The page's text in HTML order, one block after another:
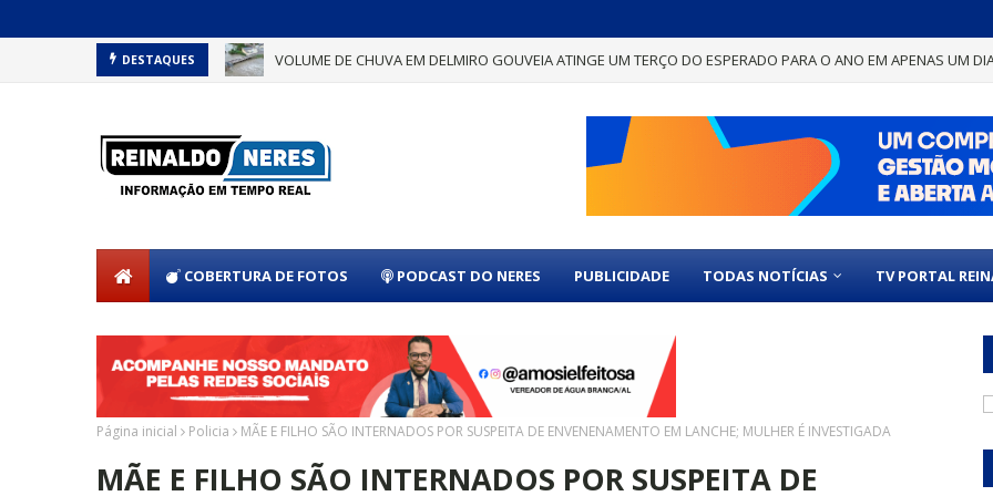
DESTAQUES VOLUME DE CHUVA EM DELMIRO GOUVEIA ATINGE UM TERÇO DO ESPERADO PARA O ANO EM APENAS UM
COBERTURA DE FOTOS PODCAST DO NERES PUBLICIDADE TODAS NOTÍCIAS TV PORTAL
Página inicial Policia MÃE E FILHO SÃO INTERNADOS POR SUSPEITA DE ENVENENAMENTO EM LANCHE; MULHER É INVESTIGADA
MÃE E FILHO SÃO INTERNADOS POR SUSPEITA DE